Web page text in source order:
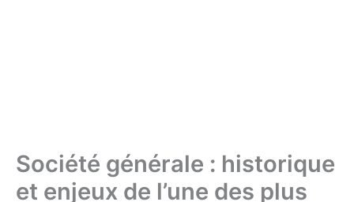
Société générale : historique
et enjeux de l’une des plus